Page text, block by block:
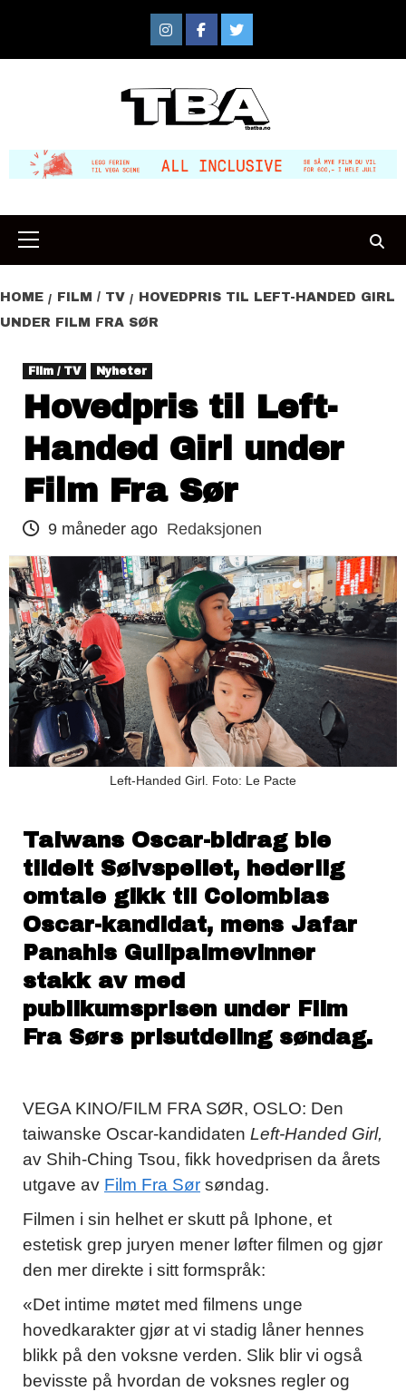
content
InstagramFacebook
Twitter
Primary
Menu
HOME FILM / TV
HOVEDPRIS TIL LEFT-HANDED GIRL
UNDER FILM FRA SØR
Film / TV Nyheter
Hovedpris til Left-
Handed Girl under
Film Fra Sør
9 måneder ago Redaksjonen
Left-Handed Girl. Foto: Le Pacte
Taiwans Oscar-bidrag ble
tildelt Sølvspeilet, hederlig
omtale gikk til Colombias
Oscar-kandidat, mens Jafar
Panahis Gullpalmevinner
stakk av med
publikumsprisen under Film
Fra Sørs prisutdeling søndag.
VEGA KINO/FILM FRA SØR, OSLO: Den
taiwanske Oscar-kandidaten Left-Handed Girl,
av Shih-Ching Tsou, fikk hovedprisen da årets
utgave av Film Fra Sør søndag.
Filmen i sin helhet er skutt på Iphone, et
estetisk grep juryen mener løfter filmen og gjør
den mer direkte i sitt formspråk:
«Det intime møtet med filmens unge
hovedkarakter gjør at vi stadig låner hennes
blikk på den voksne verden. Slik blir vi også
bevisste på hvordan de voksnes regler og